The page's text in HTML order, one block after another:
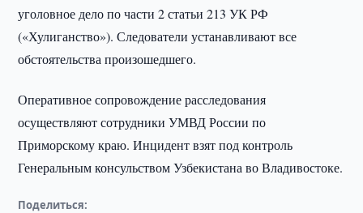
уголовное дело по части 2 статьи 213 УК РФ
(«Хулиганство»). Следователи устанавливают все
обстоятельства произошедшего.
Оперативное сопровождение расследования
осуществляют сотрудники УМВД России по
Приморскому краю. Инцидент взят под контроль
Генеральным консульством Узбекистана во Владивостоке.
Поделиться: